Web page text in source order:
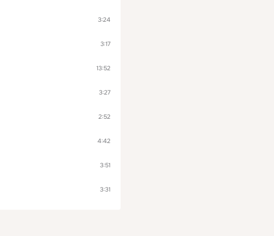
3:24
3:17
13:52
3:27
2:52
4:42
3:51
3:31